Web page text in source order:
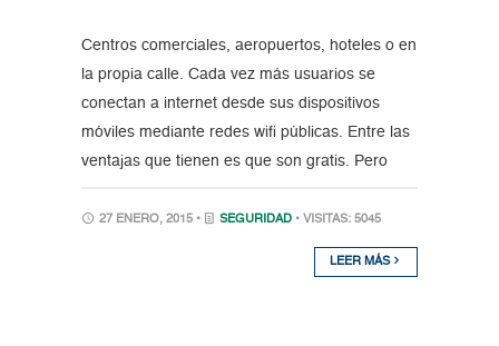
Centros comerciales, aeropuertos, hoteles o en
la propia calle. Cada vez más usuarios se
conectan a internet desde sus dispositivos
móviles mediante redes wifi públicas. Entre las
ventajas que tienen es que son gratis. Pero
27 ENERO, 2015 • SEGURIDAD • VISITAS: 5045
LEER MÁS